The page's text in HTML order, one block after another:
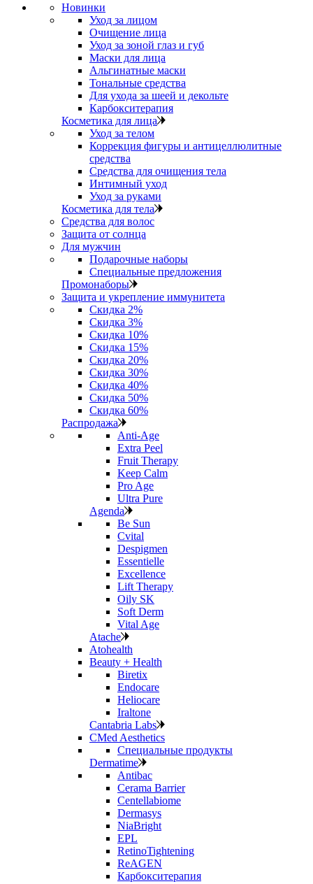
Новинки
Уход за лицом
Очищение лица
Уход за зоной глаз и губ
Маски для лица
Альгинатные маски
Тональные средства
Для ухода за шеей и декольте
Карбокситерапия
Косметика для лица
Уход за телом
Коррекция фигуры и антицеллюлитные
средства
Средства для очищения тела
Интимный уход
Уход за руками
Косметика для тела
Средства для волос
Защита от солнца
Для мужчин
Подарочные наборы
Специальные предложения
Промонаборы
Защита и укрепление иммунитета
Скидка 2%
Скидка 3%
Скидка 10%
Скидка 15%
Скидка 20%
Скидка 30%
Скидка 40%
Скидка 50%
Скидка 60%
Распродажа
Anti‑Age
Extra Peel
Fruit Therapy
Keep Calm
Pro Age
Ultra Pure
Agenda
Be Sun
Cvital
Despigmen
Essentielle
Excellence
Lift Therapy
Oily SK
Soft Derm
Vital Age
Atache
Atohealth
Beauty + Health
Biretix
Endocare
Heliocare
Iraltone
Cantabria Labs
CMed Aesthetics
Специальные продукты
Dermatime
Antibac
Cerama Barrier
Centellabiome
Dermasys
NiaBright
EPL
RetinoTightening
ReAGEN
Карбокситерапия